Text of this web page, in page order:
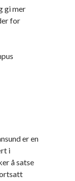
gi mer
for
er en
i
å satse